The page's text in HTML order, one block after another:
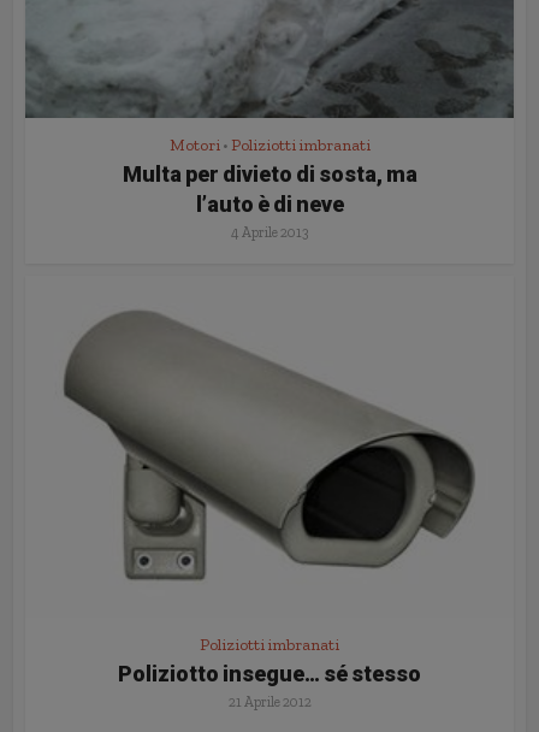
Motori • Poliziotti imbranati
Multa per divieto di sosta, ma
l’auto è di neve
4 Aprile 2013
Poliziotti imbranati
Poliziotto insegue… sé stesso
21 Aprile 2012